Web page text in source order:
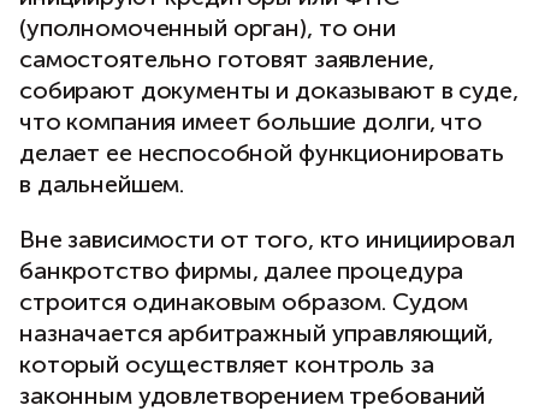
(уполномоченный орган), то они
самостоятельно готовят заявление,
собирают документы и доказывают в суде,
что компания имеет большие долги, что
делает ее неспособной функционировать
в дальнейшем.
Вне зависимости от того, кто инициировал
банкротство фирмы, далее процедура
строится одинаковым образом. Судом
назначается арбитражный управляющий,
который осуществляет контроль за
законным удовлетворением требований